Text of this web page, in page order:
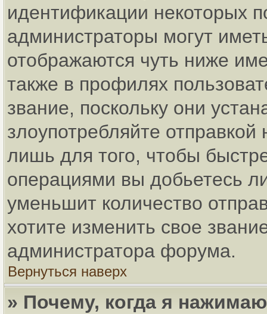
идентификации некоторых
администраторы могут
отображаются чуть ниже
также в профилях
звание, поскольку они
злоупотребляйте
лишь для того, чтобы
операциями вы добьетесь
уменьшит количество
хотите изменить свое
администратора форума.
Вернуться наверх
» Почему, когда я